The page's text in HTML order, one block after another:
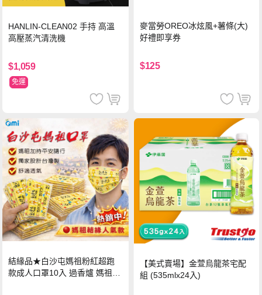
HANLIN-CLEAN02 手持 高溫
高壓蒸汽清洗機
$1,059
免運
麥當勞OREO冰炫風+薯條(大)
好禮即享券
$125
結緣品★白沙屯媽祖粉紅超跑
款成人口罩10入 過香爐 媽祖加
【美式賣場】金萱烏龍茶宅配
組 (535mlx24入)